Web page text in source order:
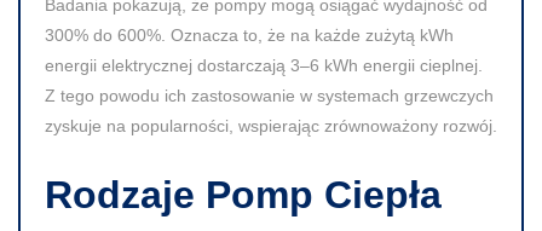
Badania pokazują, że pompy mogą osiągać wydajność od
300% do 600% . Oznacza to, że na każde zużytą kWh
energii elektrycznej dostarczają 3–6 kWh energii cieplnej.
Z tego powodu ich zastosowanie w systemach grzewczych
zyskuje na popularności, wspierając zrównoważony rozwój.
Rodzaje Pomp Ciepła